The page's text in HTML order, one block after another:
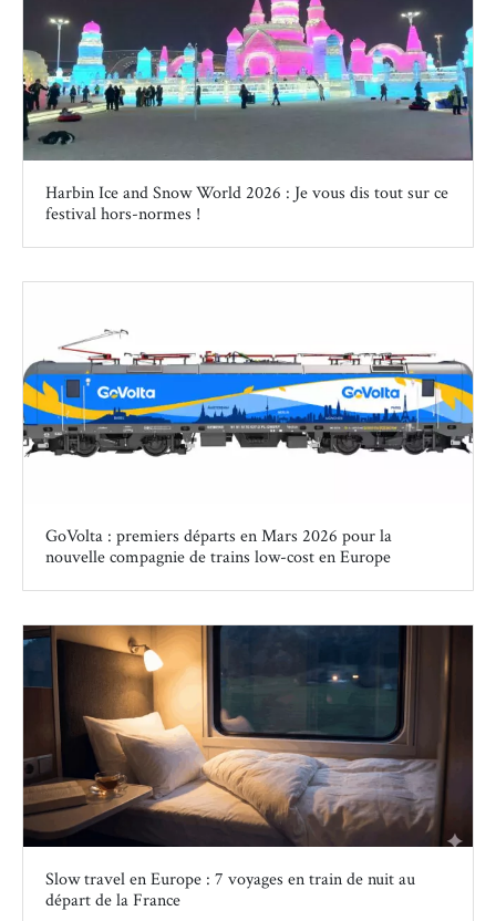
Harbin Ice and Snow World 2026 : Je vous dis tout sur ce
festival hors-normes !
GoVolta : premiers départs en Mars 2026 pour la
nouvelle compagnie de trains low-cost en Europe
Slow travel en Europe : 7 voyages en train de nuit au
départ de la France